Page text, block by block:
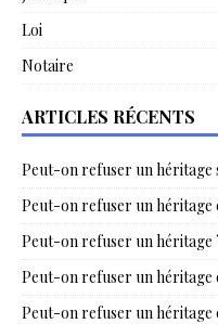
Loi
Notaire
ARTICLES RÉCENTS
Peut-on refuser un héritage
Peut-on refuser un héritage
Peut-on refuser un héritage
Peut-on refuser un héritage
Peut-on refuser un héritage